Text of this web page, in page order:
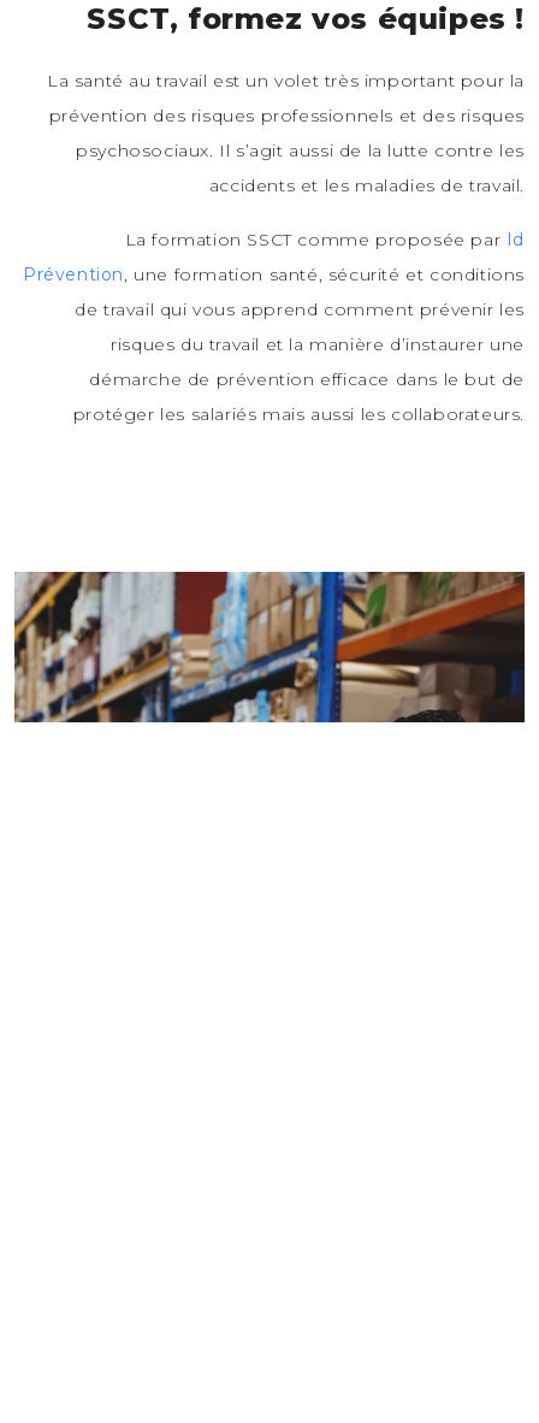
SSCT, formez vos équipes !
La santé au travail est un volet très important pour la
prévention des risques professionnels et des risques
psychosociaux. Il s’agit aussi de la lutte contre les
accidents et les maladies de travail.
La formation SSCT comme proposée par
Id
Prévention, une formation santé, sécurité et conditions
de travail qui vous apprend comment prévenir les
risques du travail et la manière d’instaurer une
démarche de prévention efficace dans le but de
protéger les salariés mais aussi les collaborateurs.